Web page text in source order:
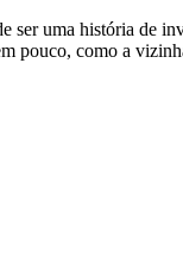
ser uma história de
pouco, como a